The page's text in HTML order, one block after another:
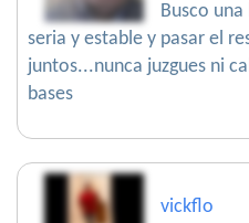
Busco
seria y estable y pasar el
juntos...nunca juzgues ni
bases
vickflo